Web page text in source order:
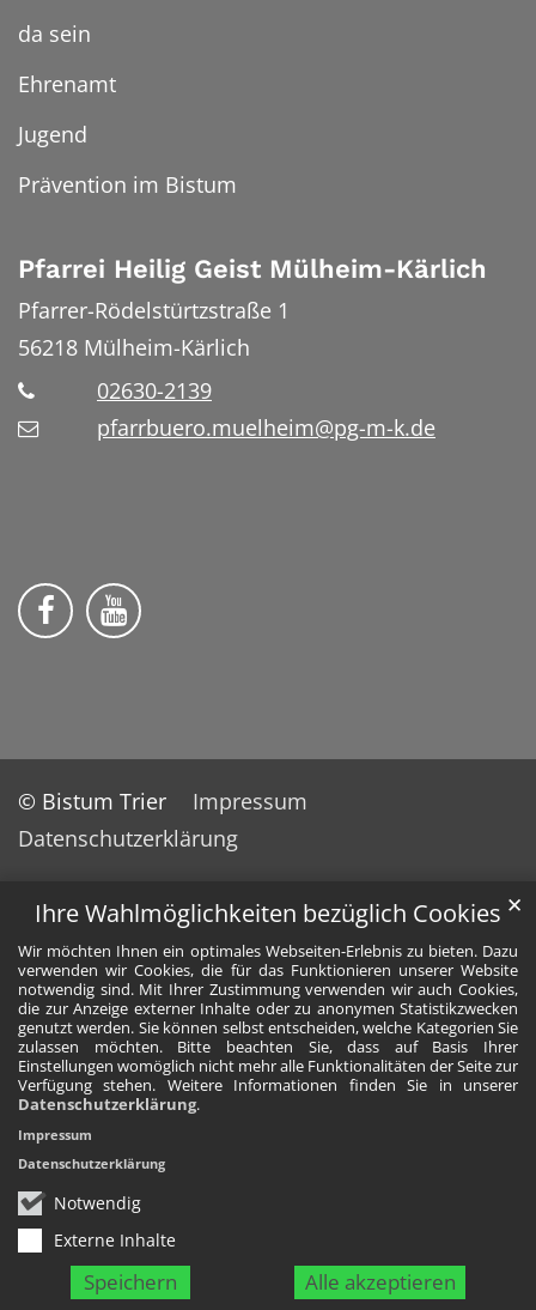
Ihre Wahlmöglichkeiten bezüglich Cookies
Wir möchten Ihnen ein optimales Webseiten-Erlebnis zu bieten. Dazu
verwenden wir Cookies, die für das Funktionieren unserer Website
notwendig sind. Mit Ihrer Zustimmung verwenden wir auch Cookies,
die zur Anzeige externer Inhalte oder zu anonymen Statistikzwecken
genutzt werden. Sie können selbst entscheiden, welche Kategorien Sie
zulassen möchten. Bitte beachten Sie, dass auf Basis Ihrer
Einstellungen womöglich nicht mehr alle Funktionalitäten der Seite zur
Verfügung stehen. Weitere Informationen finden Sie in unserer
Datenschutzerklärung.
Notwendig
Externe Inhalte
Speichern Alle akzeptieren
✕
Impressum
Datenschutzerklärung
da sein
Ehrenamt
Jugend
Prävention im Bistum
Pfarrei Heilig Geist Mülheim-Kärlich
Pfarrer-Rödelstürtzstraße 1
56218 Mülheim-Kärlich
02630-2139
pfarrbuero.muelheim@pg-m-k.de
Wir auf Facebook
Wir auf YouTube
© Bistum Trier
Impressum
Datenschutzerklärung